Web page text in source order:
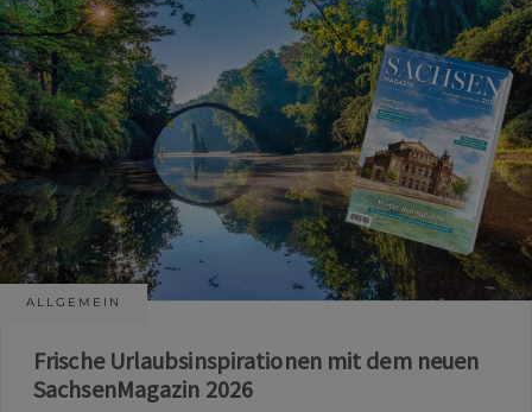
ALLGEMEIN
Frische Urlaubsinspirationen mit dem neuen
SachsenMagazin 2026